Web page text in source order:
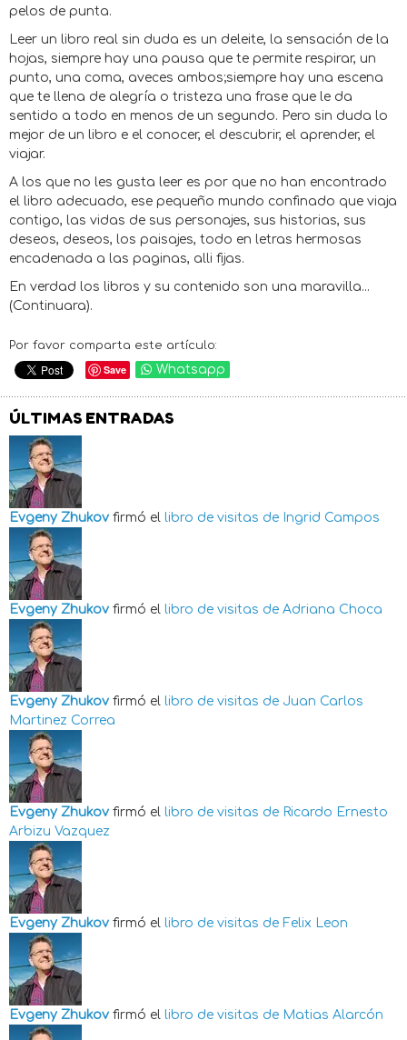
pelos de punta.
Leer un libro real sin duda es un deleite, la sensación de la
hojas, siempre hay una pausa que te permite respirar, un
punto, una coma, aveces ambos;siempre hay una escena
que te llena de alegría o tristeza una frase que le da
sentido a todo en menos de un segundo. Pero sin duda lo
mejor de un libro e el conocer, el descubrir, el aprender, el
viajar.
A los que no les gusta leer es por que no han encontrado
el libro adecuado, ese pequeño mundo confinado que viaja
contigo, las vidas de sus personajes, sus historias, sus
deseos, deseos, los paisajes, todo en letras hermosas
encadenada a las paginas, alli fijas.
En verdad los libros y su contenido son una maravilla...
(Continuara).
Por favor comparta este artículo:
Save Whatsapp
ÚLTIMAS ENTRADAS
Evgeny Zhukov firmó el libro de visitas de Ingrid Campos
Evgeny Zhukov firmó el libro de visitas de Adriana Choca
Evgeny Zhukov firmó el libro de visitas de Juan Carlos
Martinez Correa
Evgeny Zhukov firmó el libro de visitas de Ricardo Ernesto
Arbizu Vazquez
Evgeny Zhukov firmó el libro de visitas de Felix Leon
Evgeny Zhukov firmó el libro de visitas de Matias Alarcón